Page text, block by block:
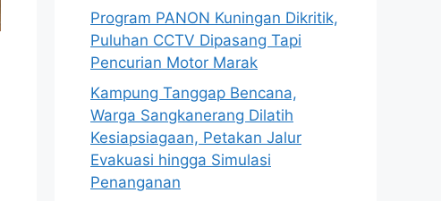
Program PANON Kuningan Dikritik,
Puluhan CCTV Dipasang Tapi
Pencurian Motor Marak
Kampung Tanggap Bencana,
Warga Sangkanerang Dilatih
Kesiapsiagaan, Petakan Jalur
Evakuasi hingga Simulasi
Penanganan